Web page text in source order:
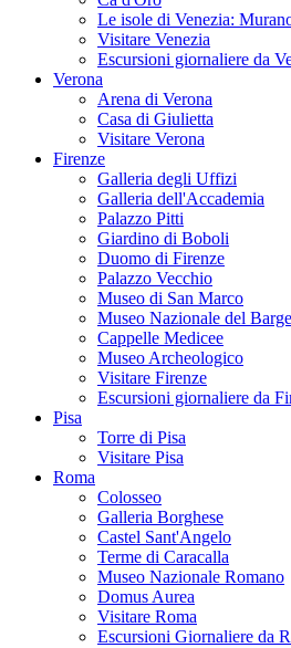
Le isole di Venezia:
Visitare Venezia
Escursioni giornaliere da
Verona
Arena di Verona
Casa di Giulietta
Visitare Verona
Firenze
Galleria degli Uffizi
Galleria dell'Accademia
Palazzo Pitti
Giardino di Boboli
Duomo di Firenze
Palazzo Vecchio
Museo di San Marco
Museo Nazionale del
Cappelle Medicee
Museo Archeologico
Visitare Firenze
Escursioni giornaliere da
Pisa
Torre di Pisa
Visitare Pisa
Roma
Colosseo
Galleria Borghese
Castel Sant'Angelo
Terme di Caracalla
Museo Nazionale Romano
Domus Aurea
Visitare Roma
Escursioni Giornaliere da